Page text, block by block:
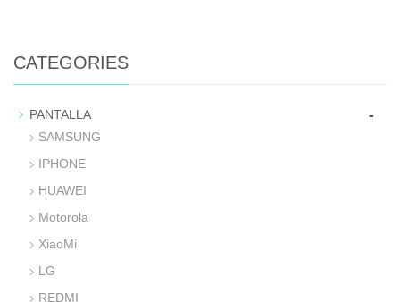
CATEGORIES
PANTALLA -
SAMSUNG
IPHONE
HUAWEI
Motorola
XiaoMi
LG
REDMI